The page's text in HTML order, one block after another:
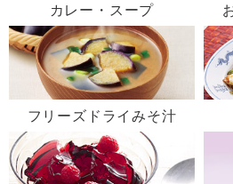
カレー・スープ
フリーズドライみそ汁